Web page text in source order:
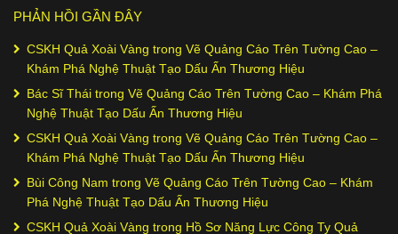
PHẢN HỒI GẦN ĐÂY
CSKH Quả Xoài Vàng trong Vẽ Quảng Cáo Trên Tường Cao –
Khám Phá Nghệ Thuật Tạo Dấu Ấn Thương Hiệu
Bác Sĩ Thái trong Vẽ Quảng Cáo Trên Tường Cao – Khám Phá
Nghệ Thuật Tạo Dấu Ấn Thương Hiệu
CSKH Quả Xoài Vàng trong Vẽ Quảng Cáo Trên Tường Cao –
Khám Phá Nghệ Thuật Tạo Dấu Ấn Thương Hiệu
Bùi Công Nam trong Vẽ Quảng Cáo Trên Tường Cao – Khám
Phá Nghệ Thuật Tạo Dấu Ấn Thương Hiệu
CSKH Quả Xoài Vàng trong Hồ Sơ Năng Lực Công Ty Quả